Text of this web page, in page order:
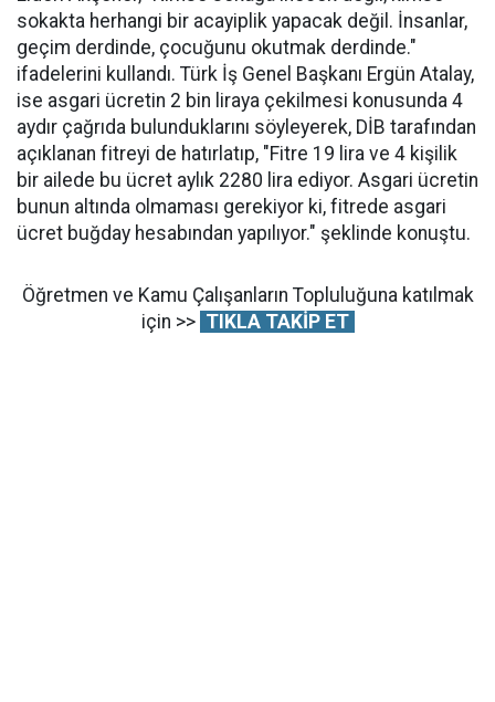
sokakta herhangi bir acayiplik yapacak değil. İnsanlar,
geçim derdinde, çocuğunu okutmak derdinde."
ifadelerini kullandı. Türk İş Genel Başkanı Ergün Atalay,
ise asgari ücretin 2 bin liraya çekilmesi konusunda 4
aydır çağrıda bulunduklarını söyleyerek, DİB tarafından
açıklanan fitreyi de hatırlatıp, "Fitre 19 lira ve 4 kişilik
bir ailede bu ücret aylık 2280 lira ediyor. Asgari ücretin
bunun altında olmaması gerekiyor ki, fitrede asgari
ücret buğday hesabından yapılıyor." şeklinde konuştu.
Öğretmen ve Kamu Çalışanların Topluluğuna katılmak
için >> TIKLA TAKİP ET